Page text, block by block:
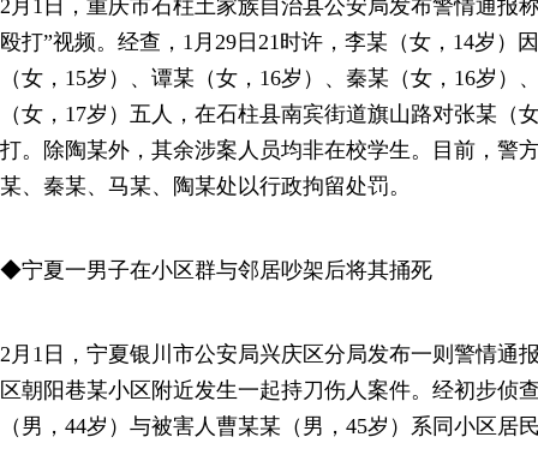
2月1日，重庆市石柱土家族自治县公安局发布警情通报
殴打”视频。经查，1月29日21时许，李某（女，14岁）
（女，15岁）、谭某（女，16岁）、秦某（女，16岁）
（女，17岁）五人，在石柱县南宾街道旗山路对张某（
打。除陶某外，其余涉案人员均非在校学生。目前，警
某、秦某、马某、陶某处以行政拘留处罚。
◆宁夏一男子在小区群与邻居吵架后将其捅死
2月1日，宁夏银川市公安局兴庆区分局发布一则警情通
区朝阳巷某小区附近发生一起持刀伤人案件。经初步侦
（男，44岁）与被害人曹某某（男，45岁）系同小区居